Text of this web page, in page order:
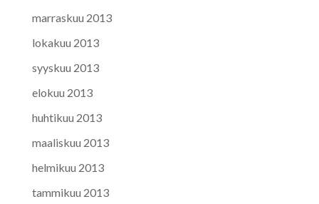
marraskuu 2013
lokakuu 2013
syyskuu 2013
elokuu 2013
huhtikuu 2013
maaliskuu 2013
helmikuu 2013
tammikuu 2013